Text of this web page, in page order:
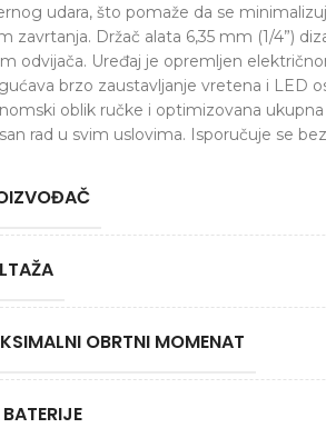
udara, što pomaže da se
zavrtanja. Držač alata 6,35 mm (1/4”)
odvijača. Uređaj je opremljen
brzo zaustavljanje vretena i LED
oblik ručke i optimizovana
rad u svim uslovima. Isporučuje se
OBRTNI MOMENAT